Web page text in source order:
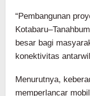
“Pembangunan
besar bagi
konektivitas
Menurutnya,
memperlancar